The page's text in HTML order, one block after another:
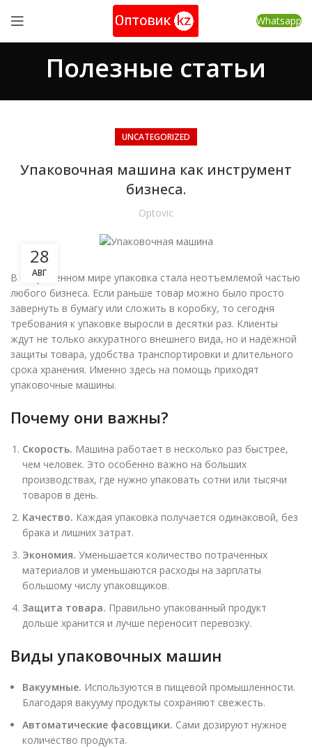
Whatsapp
Полезные статьи
UNCATEGORIZED
Упаковочная машина как инструмент
бизнеса.
Optovic
28
АВГ
В современном мире упаковка стала неотъемлемой частью
любого бизнеса. Если раньше товар можно было просто
завернуть в бумагу или сложить в коробку, то сегодня
требования к упаковке выросли в десятки раз. Клиенты
ждут не только аккуратного внешнего вида, но и надёжной
защиты товара, удобства транспортировки и длительного
срока хранения. Именно здесь на помощь приходят
упаковочные машины.
Почему они важны?
Скорость. Машина работает в несколько раз быстрее,
чем человек. Это особенно важно на больших
производствах, где нужно упаковать сотни или тысячи
товаров в день.
Качество. Каждая упаковка получается одинаковой, без
брака и лишних затрат.
Экономия. Уменьшается количество потраченных
материалов и уменьшаются расходы на зарплаты
большому числу упаковщиков.
Защита товара. Правильно упакованный продукт
дольше хранится и лучше переносит перевозку.
Виды упаковочных машин
Вакуумные. Используются в пищевой промышленности.
Благодаря вакууму продукты сохраняют свежесть.
Автоматические фасовщики. Сами дозируют нужное
количество продукта.